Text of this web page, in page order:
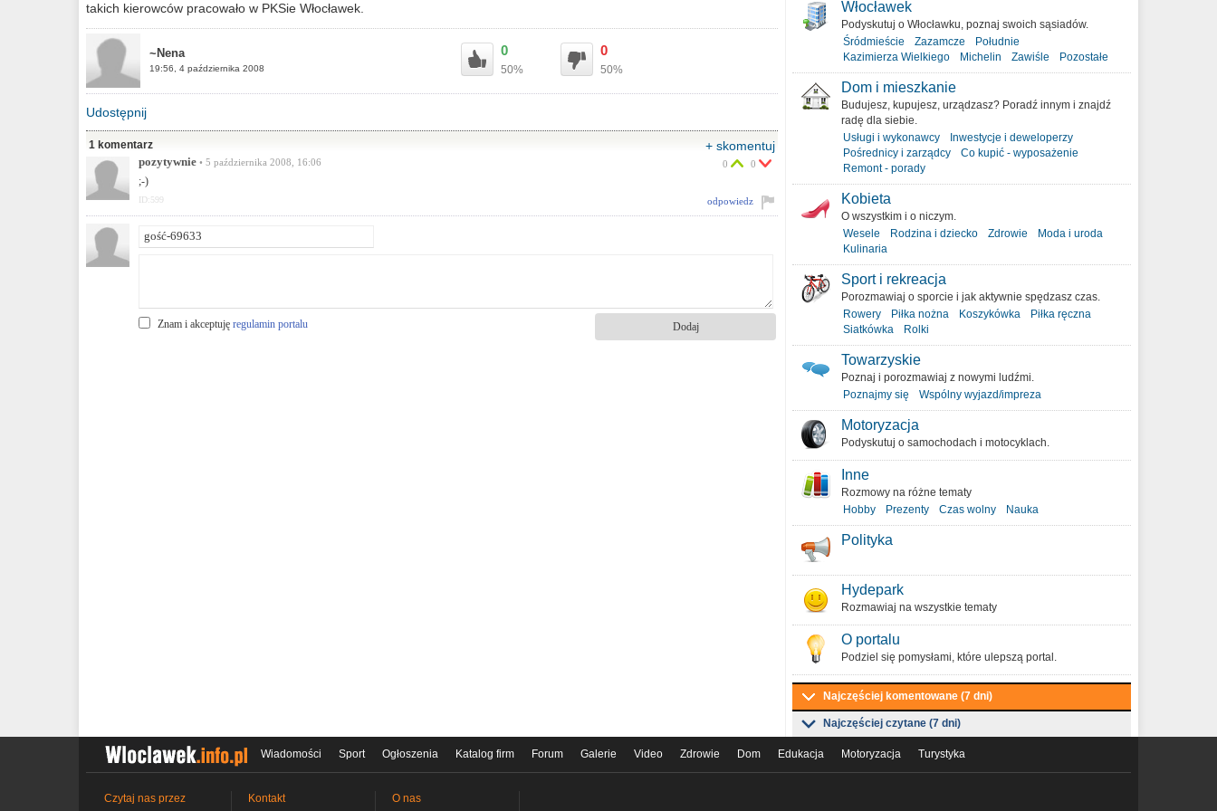
takich kierowców pracowało w PKSie Włocławek.
~Nena
19:56, 4 października 2008
0
50%
0
50%
Udostępnij
1 komentarz + skomentuj
pozytywnie • 5 października 2008, 16:06
;-)
0 0
odpowiedz
ID:599
Znam i akceptuję regulamin portalu
Włocławek
Podyskutuj o Włocławku, poznaj swoich sąsiadów.
Śródmieście
Zazamcze
Południe
Kazimierza Wielkiego
Michelin Zawiśle Pozostałe
Dom i mieszkanie
Budujesz, kupujesz, urządzasz? Poradź innym i znajdź
radę dla siebie.
Usługi i wykonawcy
Inwestycje i deweloperzy
Pośrednicy i zarządcy
Co kupić - wyposażenie
Remont - porady
Kobieta
O wszystkim i o niczym.
Wesele
Rodzina i dziecko Zdrowie
Moda i uroda
Kulinaria
Sport i rekreacja
Porozmawiaj o sporcie i jak aktywnie spędzasz czas.
Rowery
Piłka nożna Koszykówka
Piłka ręczna
Siatkówka
Rolki
Towarzyskie
Poznaj i porozmawiaj z nowymi ludźmi.
Poznajmy się
Wspólny wyjazd/impreza
Motoryzacja
Podyskutuj o samochodach i motocyklach.
Inne
Rozmowy na różne tematy
Hobby
Prezenty Czas wolny Nauka
Polityka
Hydepark
Rozmawiaj na wszystkie tematy
O portalu
Podziel się pomysłami, które ulepszą portal.
Najczęściej komentowane (7 dni)
Najczęściej czytane (7 dni)
Wiadomości Sport Ogłoszenia Katalog firm Forum Galerie Video Zdrowie Dom Edukacja Motoryzacja Turystyka
Czytaj nas przez Kontakt O nas